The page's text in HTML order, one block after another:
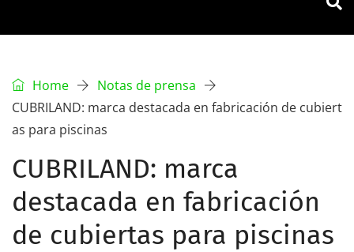
Home
Notas de prensa
CUBRILAND: marca destacada en fabricación de cubiert
as para piscinas
CUBRILAND: marca
destacada en fabricación
de cubiertas para piscinas